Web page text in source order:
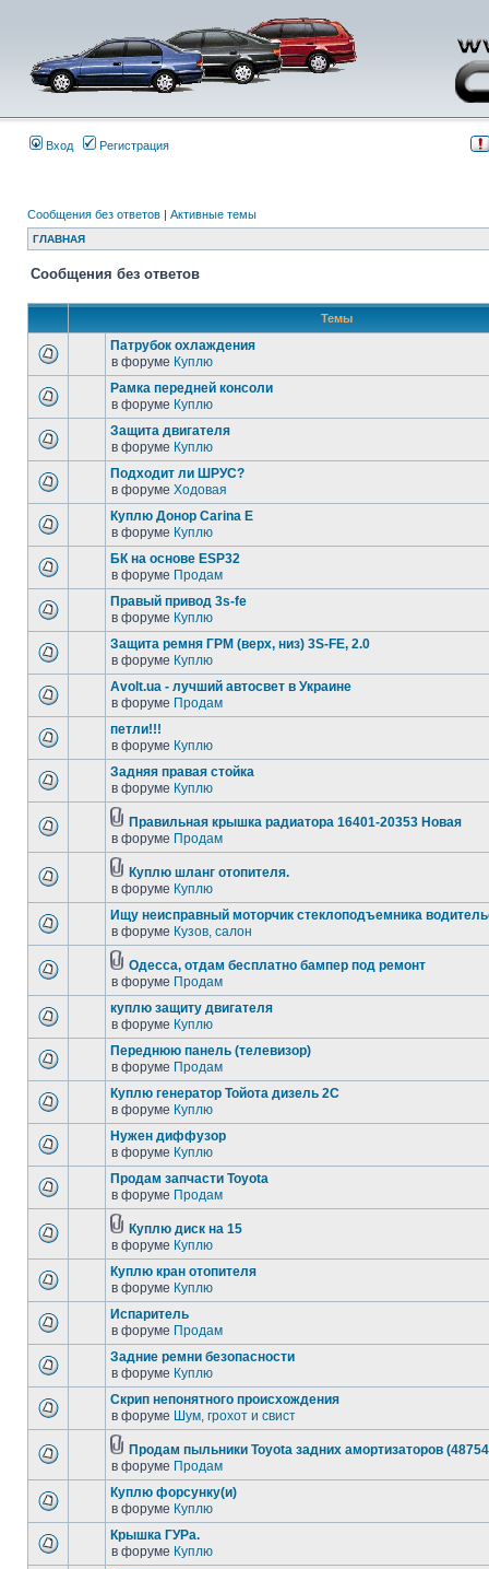
Вход Регистрация
Сообщения без ответов | Активные темы
ГЛАВНАЯ
Сообщения без ответов
Темы
Патрубок охлаждения
в форуме Куплю
Рамка передней консоли
в форуме Куплю
Защита двигателя
в форуме Куплю
Подходит ли ШРУС?
в форуме Ходовая
Куплю Донор Carina E
в форуме Куплю
БК на основе ESP32
в форуме Продам
Правый привод 3s-fe
в форуме Куплю
Защита ремня ГРМ (верх, низ) 3S-FE, 2.0
в форуме Куплю
Avolt.ua - лучший автосвет в Украине
в форуме Продам
петли!!!
в форуме Куплю
Задняя правая стойка
в форуме Куплю
Правильная крышка радиатора 16401-20353 Новая
в форуме Продам
Куплю шланг отопителя.
в форуме Куплю
Ищу неисправный моторчик стеклоподъемника
в форуме Кузов, салон
Одесса, отдам бесплатно бампер под ремонт
в форуме Продам
куплю защиту двигателя
в форуме Куплю
Переднюю панель (телевизор)
в форуме Продам
Куплю генератор Тойота дизель 2С
в форуме Куплю
Нужен диффузор
в форуме Куплю
Продам запчасти Toyota
в форуме Продам
Куплю диск на 15
в форуме Куплю
Куплю кран отопителя
в форуме Куплю
Испаритель
в форуме Продам
Задние ремни безопасности
в форуме Куплю
Скрип непонятного происхождения
в форуме Шум, грохот и свист
Продам пыльники Toyota задних амортизаторов
в форуме Продам
Куплю форсунку(и)
в форуме Куплю
Крышка ГУРа.
в форуме Куплю